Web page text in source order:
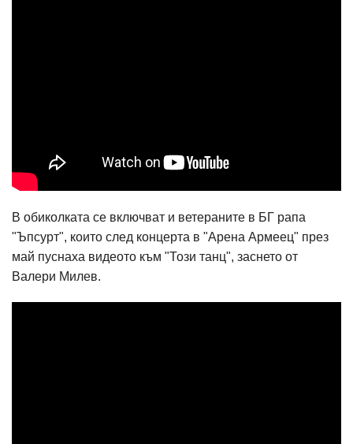
В обиколката се включват и ветераните в БГ рапа
"Ъпсурт", които след концерта в "Арена Армеец" през
май пуснаха видеото към "Този танц", заснето от
Валери Милев.